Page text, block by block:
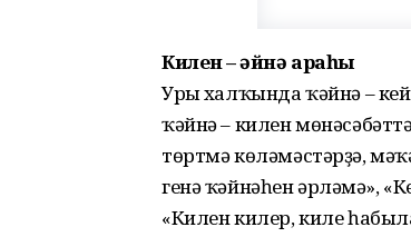
Килен – ҡәйнә араһы
Урыҫ халҡында ҡәйнә –
ҡәйнә – килен
төртмә көләмәстәрҙә,
генә ҡәйнәһен әрләмәҫ»,
«Килен килер, киле